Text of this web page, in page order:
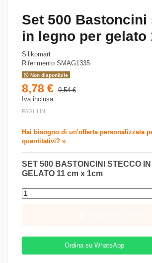
Set 500 Bastoncini
in legno per gelato
Silikomart
Riferimento SMAG1335
Non disponibile
8,78 € 9,54 €
Iva inclusa
PAGHI IN
Hai bisogno di un'offerta personalizzata
quantitativi? »
SET 500 BASTONCINI STECCO
GELATO 11 cm x 1cm
Ordina su WhatsApp